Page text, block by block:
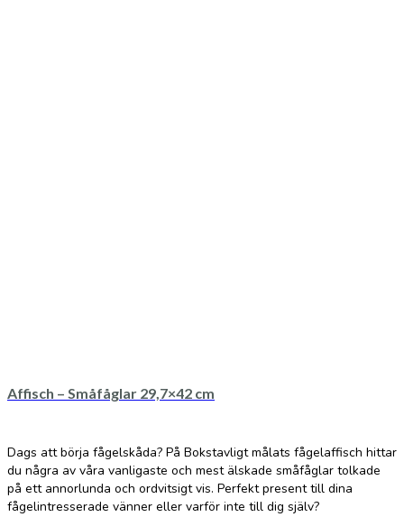
Affisch – Småfåglar 29,7×42 cm
Dags att börja fågelskåda? På Bokstavligt målats fågelaffisch hittar
du några av våra vanligaste och mest älskade småfåglar tolkade
på ett annorlunda och ordvitsigt vis. Perfekt present till dina
fågelintresserade vänner eller varför inte till dig själv?